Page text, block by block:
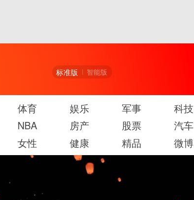
标准版 智能版
体育 娱乐 军事 科技
NBA 房产 股票 汽车
女性 健康 精品 微博